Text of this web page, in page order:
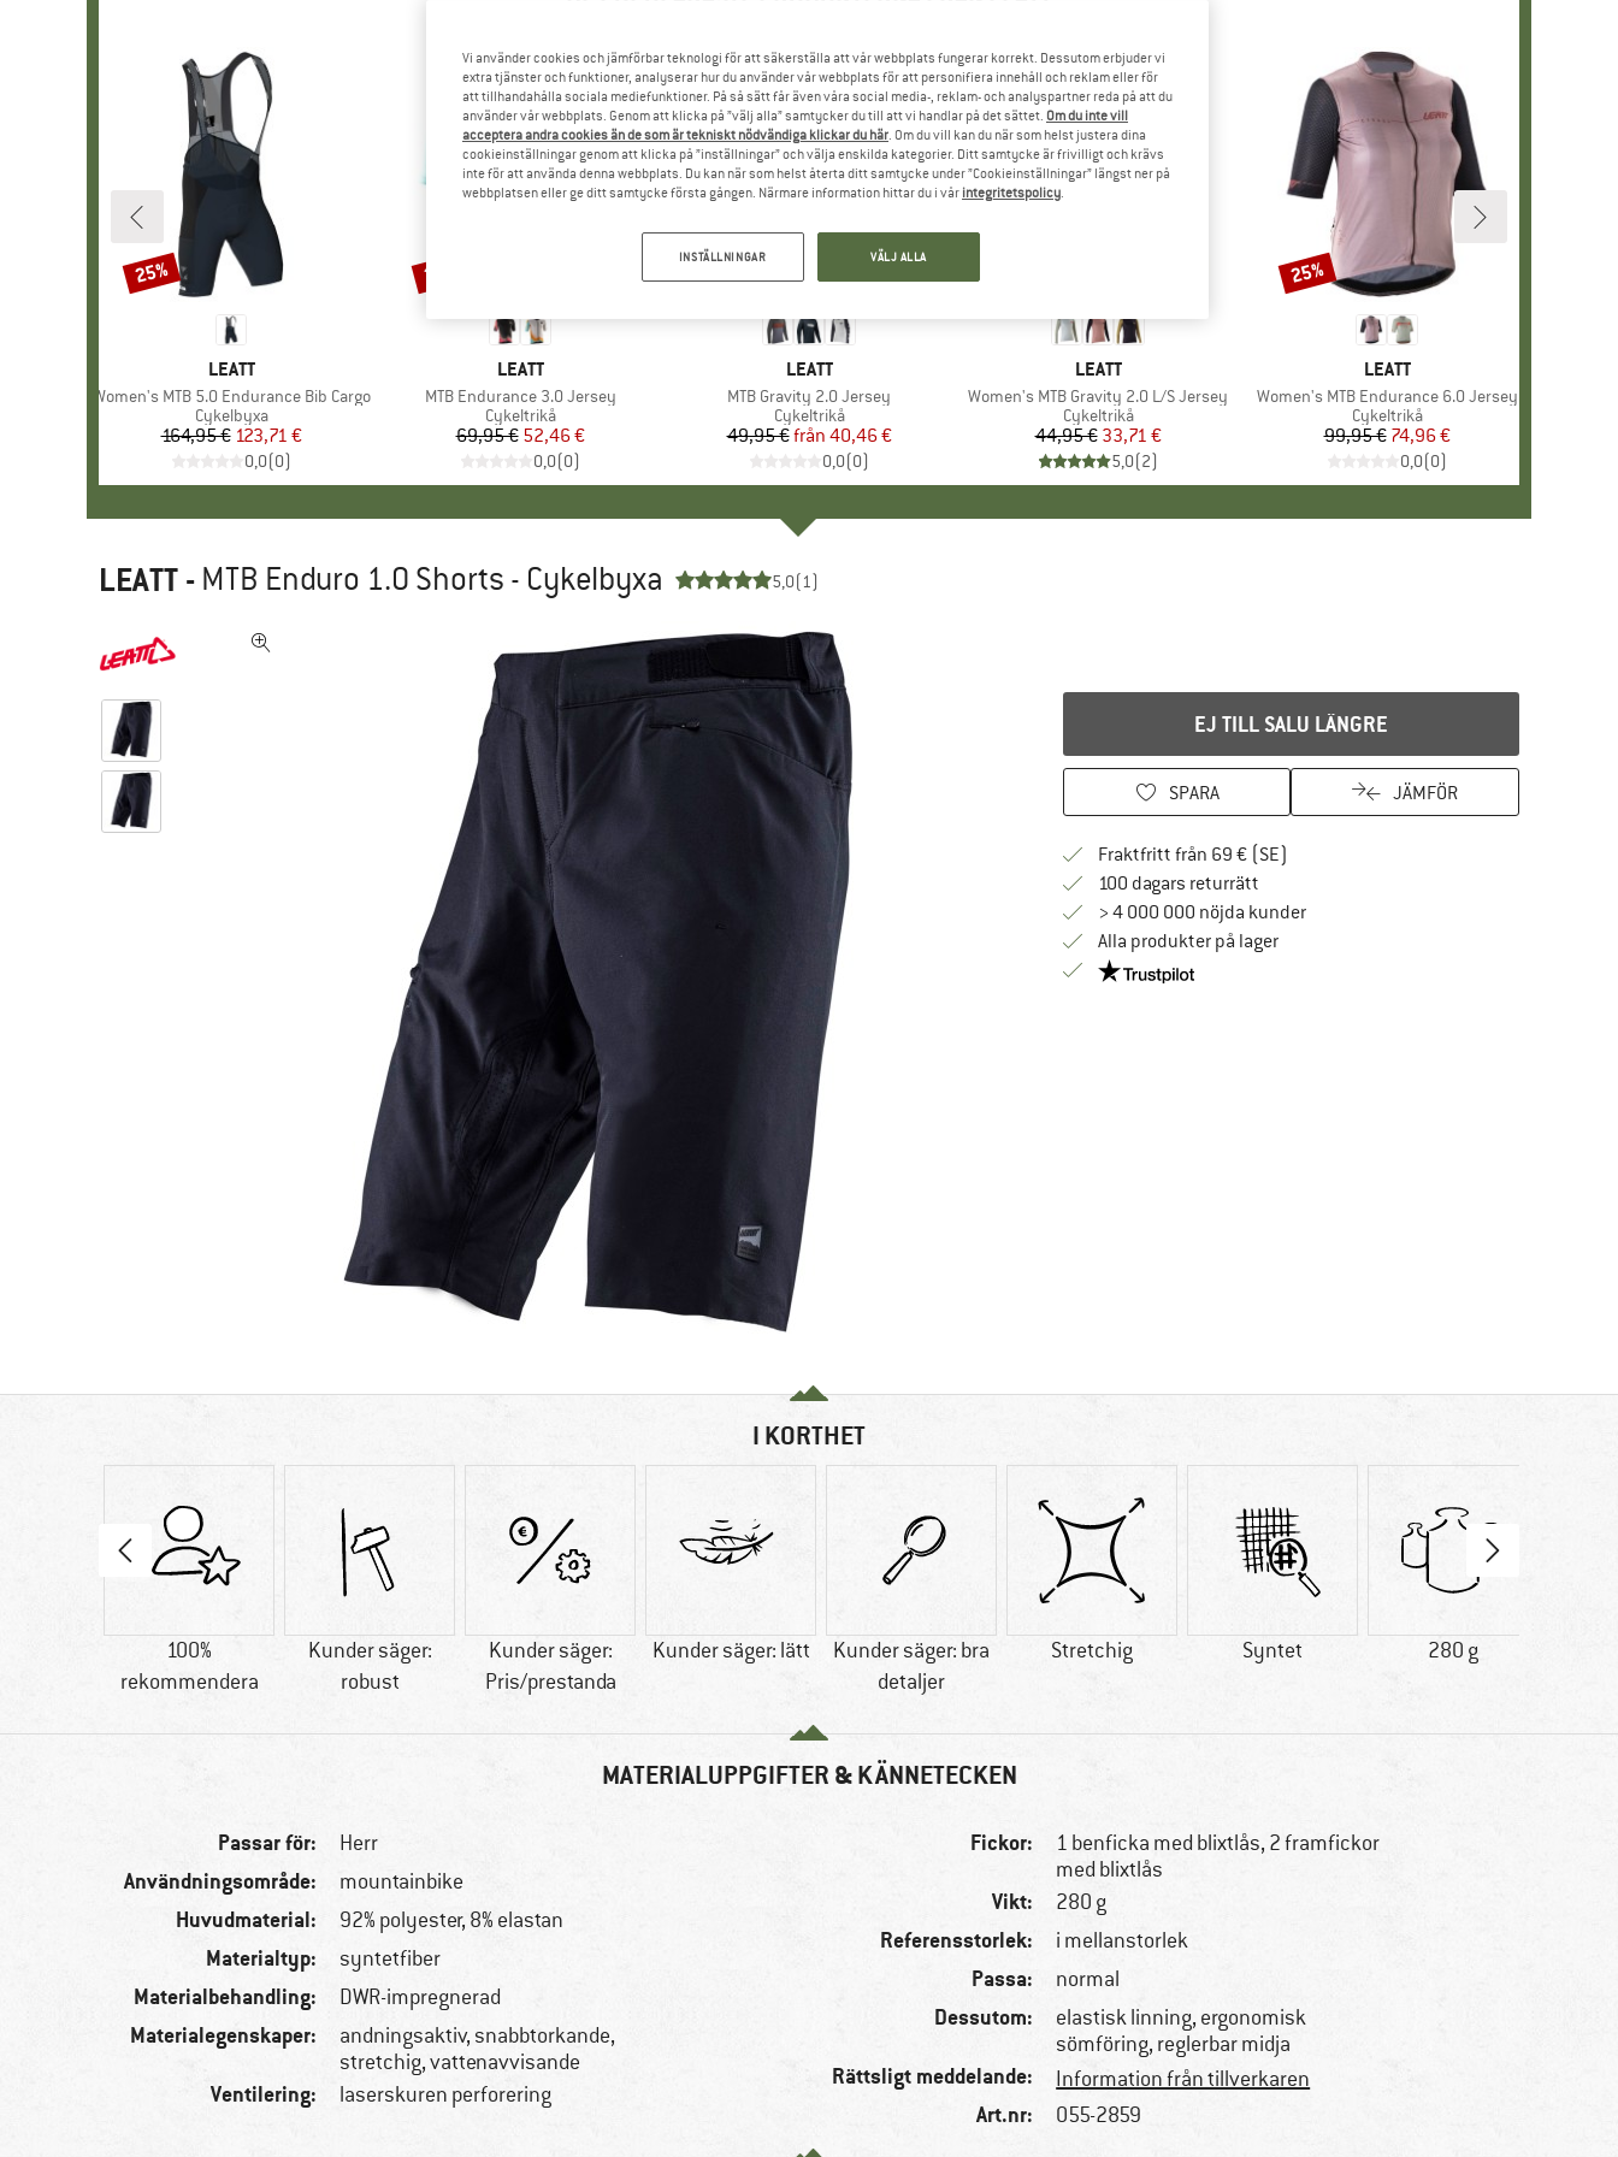
VARUMÄRKE
LEATT
Produkter
Women's MTB 5.0 Endurance Bib Cargo
Produktgrupp
Cykelbyxa
Pris
164,95 €Reducerat pris
123,71 €
0,0(0)
Rabatt
25%
VARUMÄRKE
LEATT
Produkter
MTB Endurance 3.0 Jersey
Produktgrupp
Cykeltrikå
Pris
69,95 € Reducerat pris
52,46 €
0,0(0)
Rabatt
25%
VARUMÄRKE
LEATT
Produkter
MTB Gravity 2.0 Jersey
Produktgrupp
Cykeltrikå
Pris
49,95 € Reducerat pris
från 40,46 €
0,0(0)
till 25%
VARUMÄRKE
LEATT
Produkter
Women's MTB Gravity 2.0 L/S Jersey
Produktgrupp
Cykeltrikå
Pris
44,95 €Reducerat pris
33,71 €
5,0(2)
VARUMÄRKE
LEATT
Produkter
Women's MTB Endurance 6.0 Jersey
Produktgrupp
Cykeltrikå
Pris
99,95 €Reducerat pris
74,96 €
0,0(0)
Rabatt
25%
LEATT - MTB Enduro 1.0 Shorts - Cykelbyxa 5,0(1)
EJ TILL SALU LÄNGRE
SPARA JÄMFÖR
Fraktfritt från 69 € (SE)
100 dagars returrättGå till returpolicyn här Öppnas i en inforuta
> 4 000 000 nöjda kunder
Alla produkter på lager
Trust Pilot-garanti - hitta all information här!
I KORTHET
100%
rekommendera
Kunder säger:
robust
Kunder säger:
Pris/prestanda
Kunder säger: lätt
Kunder säger: bra
detaljer
Stretchig Syntet 280 g
MATERIALUPPGIFTER & KÄNNETECKEN
Passar för: Herr
Användningsområde: mountainbike
Huvudmaterial: 92% polyester, 8% elastan
Materialtyp: syntetfiber
Materialbehandling: DWR-impregnerad
Materialegenskaper:
andningsaktiv, snabbtorkande,
stretchig, vattenavvisande
Ventilering: laserskuren perforering
Fickor:
1 benficka med blixtlås, 2 framfickor
med blixtlås
Vikt: 280 g
Referensstorlek: i mellanstorlek
Passa: normal
Dessutom:
elastisk linning, ergonomisk
sömföring, reglerbar midja
Rättsligt meddelande: Information från tillverkaren
Art.nr: 055-2859
Vi använder cookies och jämförbar teknologi för att säkerställa att vår webbplats fungerar korrekt. Dessutom erbjuder vi
extra tjänster och funktioner, analyserar hur du använder vår webbplats för att personifiera innehåll och reklam eller för
att tillhandahålla sociala mediefunktioner. På så sätt får även våra social media-, reklam- och analyspartner reda på att du
använder vår webbplats. Genom att klicka på ”välj alla” samtycker du till att vi handlar på det sättet. Om du inte vill
acceptera andra cookies än de som är tekniskt nödvändiga klickar du här. Om du vill kan du när som helst justera dina
cookieinställningar genom att klicka på ”inställningar” och välja enskilda kategorier. Ditt samtycke är frivilligt och krävs
inte för att använda denna webbplats. Du kan när som helst återta ditt samtycke under ”Cookieinställningar” längst ner på
webbplatsen eller ge ditt samtycke första gången. Närmare information hittar du i vår integritetspolicy.
INSTÄLLNINGAR VÄLJ ALLA